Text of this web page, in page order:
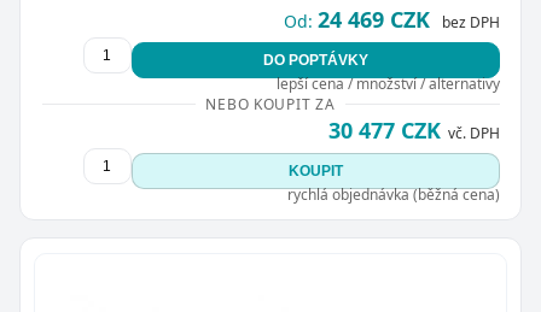
Od: 24 469 CZK bez DPH
DO POPTÁVKY
lepší cena / množství / alternativy
NEBO KOUPIT ZA
30 477 CZK vč. DPH
KOUPIT
rychlá objednávka (běžná cena)